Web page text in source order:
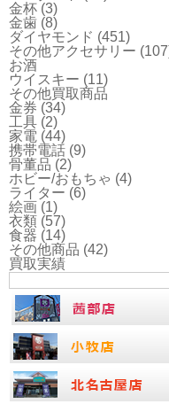
金杯 (3)
金歯 (8)
ダイヤモンド (451)
その他アクセサリー
お酒
ウイスキー (11)
その他買取商品
金券 (34)
工具 (2)
家電 (44)
携帯電話 (9)
骨董品 (2)
ホビー/おもちゃ (4)
ライター (6)
絵画 (1)
衣類 (57)
食器 (14)
その他商品 (42)
買取実績